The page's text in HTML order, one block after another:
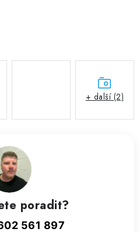
+ další (2)
poradit?
561 897